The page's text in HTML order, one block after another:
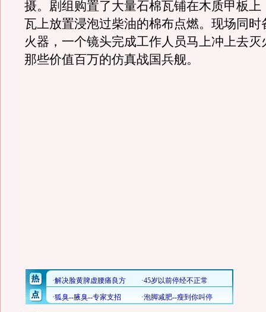
摄。剧组购置了大量石棉瓦铺在木质甲板上
瓦上放置浸泡过柴油的棉布点燃。现场同时
火器，一个镜头完成工作人员马上冲上去灭
那些价值百万的仿真战国兵舰。